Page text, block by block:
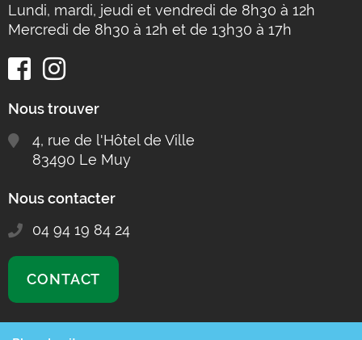
Lundi, mardi, jeudi et vendredi de 8h30 à 12h
Mercredi de 8h30 à 12h et de 13h30 à 17h
Nous trouver
4, rue de l'Hôtel de Ville
83490 Le Muy
Nous contacter
04 94 19 84 24
CONTACT